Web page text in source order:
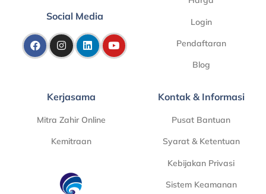
Social Media Login
Pendaftaran
Blog
Kerjasama
Mitra Zahir Online
Kemitraan
Kontak & Informasi
Pusat Bantuan
Syarat & Ketentuan
Kebijakan Privasi
Sistem Keamanan